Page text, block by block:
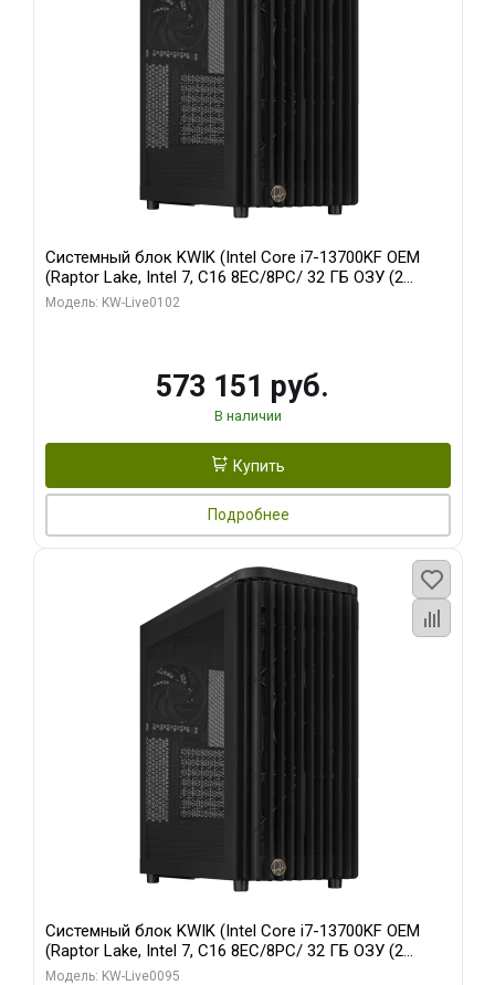
Системный блок KWIK (Intel Core i7-13700KF OEM
(Raptor Lake, Intel 7, C16 8EC/8PC/ 32 ГБ ОЗУ (2
модуля)/ Afox RTX4090 24GB GDDR6X 384-Bit 3xDP
Модель: KW-Live0102
573 151 руб.
В наличии
Купить
Подробнее
Системный блок KWIK (Intel Core i7-13700KF OEM
(Raptor Lake, Intel 7, C16 8EC/8PC/ 32 ГБ ОЗУ (2
модуля)/ Afox RTX4090 24GB GDDR6X 384-Bit 3xDP
Модель: KW-Live0095